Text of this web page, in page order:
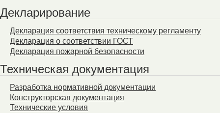
Декларирование
Декларация соответствия техническому регламенту
Декларация о соответствии ГОСТ
Декларация пожарной безопасности
Техническая документация
Разработка нормативной документации
Конструкторская документация
Технические условия